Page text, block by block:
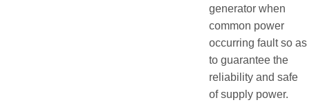
generator when
common power
occurring fault so as
to guarantee the
reliability and safe
of supply power.